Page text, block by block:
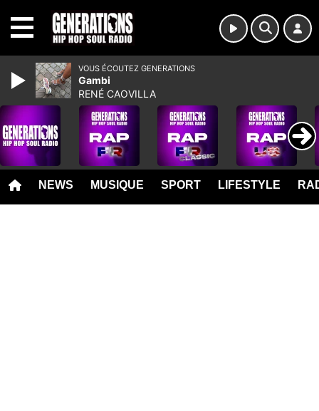
NEWS MUSIQUE SPORT LIFESTYLE
VOUS ÉCOUTEZ GENERATIONS
Gambi
RENÉ CAOVILLA